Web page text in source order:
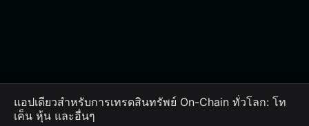
แอปเดียวสำหรับการเทรดสินทรัพย์ On-Chain ทั่วโลก: โท
เค็น หุ้น และอื่นๆ